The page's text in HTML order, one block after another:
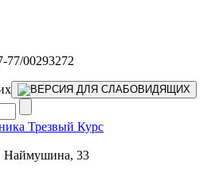
00293272
Наймушина, 33